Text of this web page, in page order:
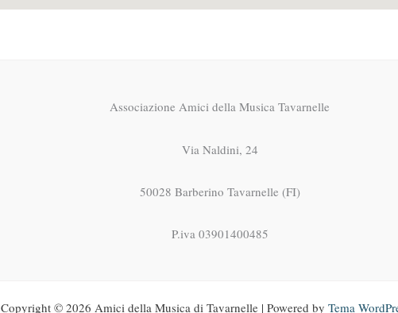
Associazione Amici della Musica Tavarnelle
Via Naldini, 24
50028 Barberino Tavarnelle (FI)
P.iva 03901400485
Copyright © 2026 Amici della Musica di Tavarnelle | Powered by Tema